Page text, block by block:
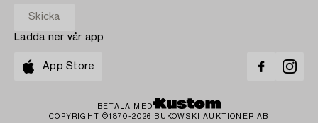
Ladda ner vår app
App Store
BETALA MED
COPYRIGHT ©1870-2026 BUKOWSKI AUKTIONER AB